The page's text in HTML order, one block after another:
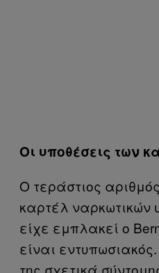
Οι υποθέσεις των
Ο τεράστιος
καρτέλ ναρκωτικών
είχε εμπλακεί ο
είναι
της σχετικά